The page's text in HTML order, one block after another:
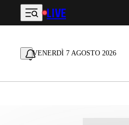
Vai al contenuto principale
LIVE
VENERDÌ 7 AGOSTO 2026